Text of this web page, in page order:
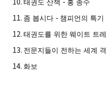
태권도 산책 홍 종수
11. 좀 봅시다 - 챔피언의 특기
12. 태권도를 위한 웨이트 트
13. 전문지들이 전하는 세계
14. 화보